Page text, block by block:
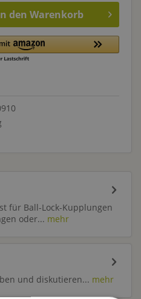
den Warenkorb
für Ball-Lock-Kupplungen
oder... mehr
und diskutieren... mehr